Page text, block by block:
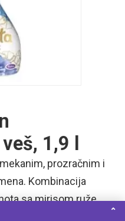
1,9 l
prozračnim i
Kombinacija
sa mirisom ruže
osjećate cijeli dan.
⌃